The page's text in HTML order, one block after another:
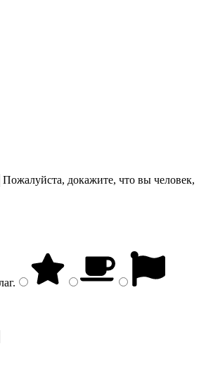
Пожалуйста, докажите, что вы человек,
.